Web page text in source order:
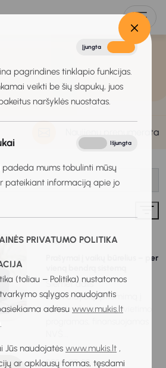
Įjungta
pagrindines tinklapio funkcijas.
veikti be šių slapukų, juos
naršyklės nuostatas.
Išjungta
mums tobulinti mūsų
pateikiant informaciją apie jo
PRIVATUMO POLITIKA
(toliau – Politika) nustatomos
sąlygos naudojantis
adresu www.mukis.lt
Jūs naudojatės www.mukis.lt ,
ar apklausų formas, tęsdami
Naujienų prenumerata
2026-07-09
Prašymai į vaikų būrelius – per
Šiemet dalis
savivaldybių priėmimą į
neformaliojo vaikų švietimo
2026-07-08